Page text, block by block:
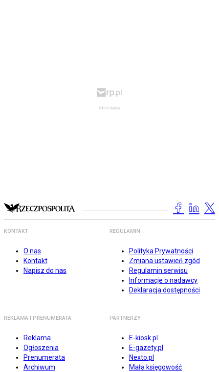
KONTAKT
O nas
Kontakt
Napisz do nas
REGULAMIN
Polityka Prywatności
Zmiana ustawień zgód
Regulamin serwisu
Informacje o nadawcy
Deklaracja dostępności
REKLAMA I PRENUMERATA
Reklama
Ogłoszenia
Prenumerata
Archiwum
PARTNERZY
E-kiosk.pl
E-gazety.pl
Nexto.pl
Mała księgowość